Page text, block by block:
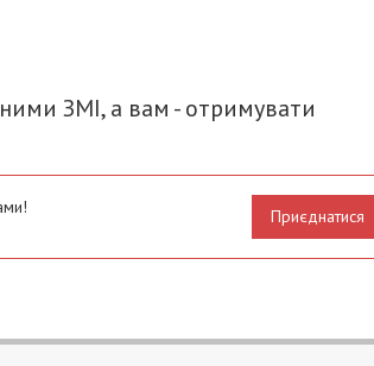
ЗМІ, а вам - отримувати
Приєднатися